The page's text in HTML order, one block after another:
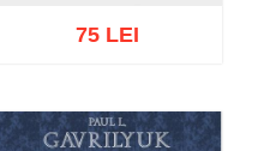
Adaugă în coș Wishlist
75 LEI